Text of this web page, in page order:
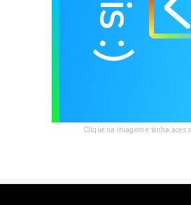
Clique na imagem e tenha